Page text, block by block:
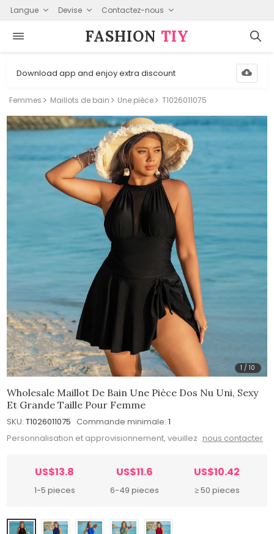
Langue Devise Contactez-nous
FASHION⁠ TIY
Download app and enjoy extra discount
Femmes Maillots de bain Une pièce T1026011075
1 /10
Wholesale Maillot De Bain Une Pièce Dos Nu Uni, Sexy
Et Grande Taille Pour Femme
SKU: T1026011075 Commande minimale: 1
Personnalisation et approvisionnement, veuillez nous contacter
US$13.8
1-5 pieces
US$11.6
6-49 pieces
US$10.42
≥ 50 pieces